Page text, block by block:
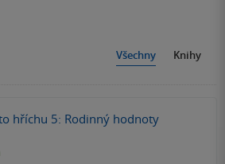
Všechny Knihy
hříchu 5: Rodinný hodnoty